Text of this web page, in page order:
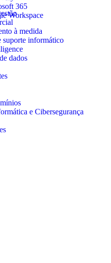
365
Workspace
à medida
suporte informático
dados
e Cibersegurança